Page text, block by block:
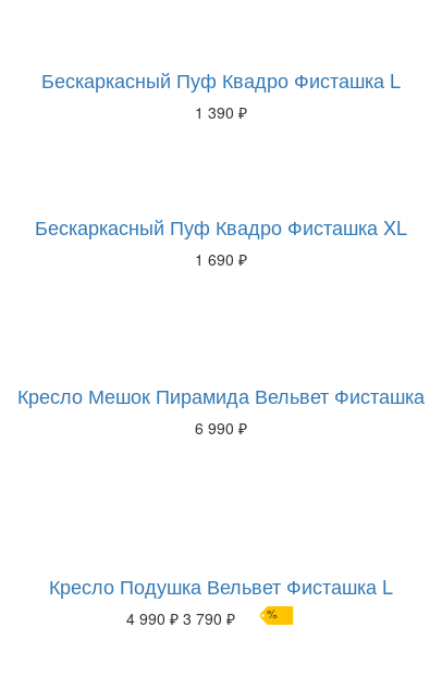
Бескаркасный Пуф Квадро Фисташка L
1 390 ₽
Бескаркасный Пуф Квадро Фисташка XL
1 690 ₽
Кресло Мешок Пирамида Вельвет Фисташка
6 990 ₽
Кресло Подушка Вельвет Фисташка L
4 990 ₽ 3 790 ₽ %